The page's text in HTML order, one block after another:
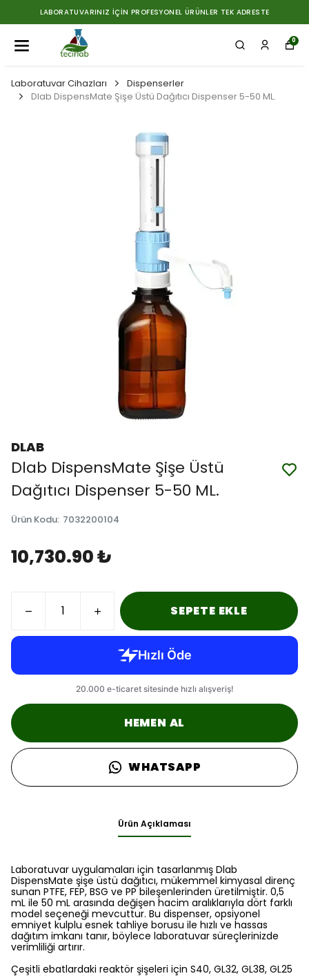
LABORATUVARINIZ İÇIN PROFESYONEL ÜRÜNLER TEK ADRESTE
0
Laboratuvar Cihazları
Dispenserler
Dlab DispensMate Şişe Üstü Dağıtıcı Dispenser 5-50 ML.
DLAB
Dlab DispensMate Şişe Üstü
Dağıtıcı Dispenser 5-50 ML.
Ürün Kodu: 7032200104
10,730.90 ₺
SEPETE EKLE
HEMEN AL
WHATSAPP
Ürün Açıklaması
Laboratuvar uygulamaları için tasarlanmış Dlab
DispensMate şişe üstü dağıtıcı, mükemmel kimyasal direnç
sunan PTFE, FEP, BSG ve PP bileşenlerinden üretilmiştir. 0,5
mL ile 50 mL arasında değişen hacim aralıklarıyla dört farklı
model seçeneği mevcuttur. Bu dispenser, opsiyonel
emniyet kulplu esnek tahliye borusu ile hızlı ve hassas
dağıtım imkanı tanır, böylece laboratuvar süreçlerinizde
verimliliği artırır.
Çeşitli ebatlardaki reaktör şişeleri için S40, GL32, GL38, GL25